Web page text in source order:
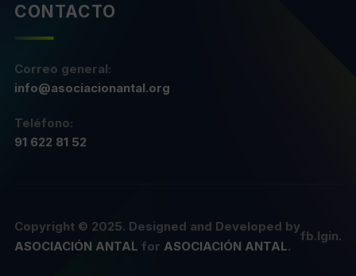
CONTACTO
Correo general:
info@asociacionantal.org
Teléfono:
91 622 81 52
Copyright © 2025. Designed and Developed by
ASOCIACIÓN ANTAL for ASOCIACIÓN ANTAL.